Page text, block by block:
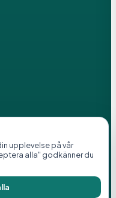
upplevelse på vår
alla" godkänner du